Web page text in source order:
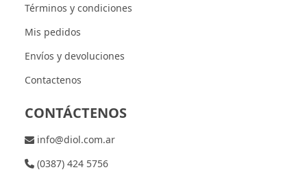
Términos y condiciones
Mis pedidos
Envíos y devoluciones
Contactenos
CONTÁCTENOS
info@diol.com.ar
(0387) 424 5756